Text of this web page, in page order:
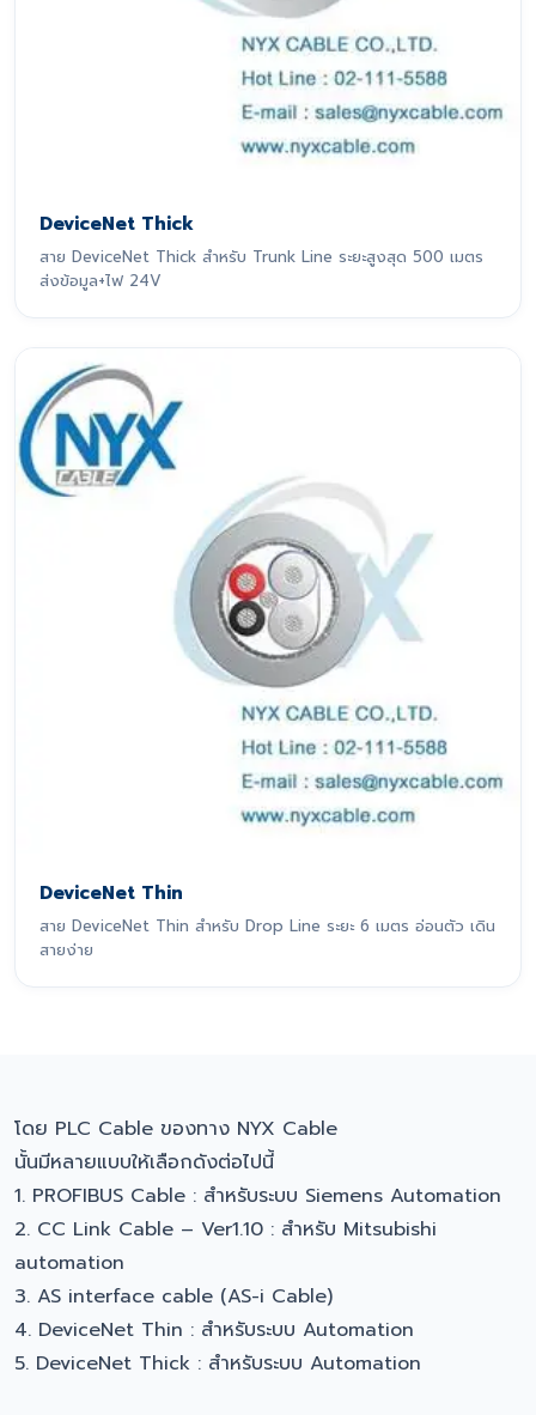
DeviceNet Thick
สาย DeviceNet Thick สำหรับ Trunk Line ระยะสูงสุด 500 เมตร
ส่งข้อมูล+ไฟ 24V
DeviceNet Thin
สาย DeviceNet Thin สำหรับ Drop Line ระยะ 6 เมตร อ่อนตัว เดิน
สายง่าย
โดย PLC Cable ของทาง NYX Cable
นั้นมีหลายแบบให้เลือกดังต่อไปนี้
1. PROFIBUS Cable : สำหรับระบบ Siemens Automation
2. CC Link Cable – Ver1.10 : สำหรับ Mitsubishi
automation
3. AS interface cable (AS-i Cable)
4. DeviceNet Thin : สำหรับระบบ Automation
5. DeviceNet Thick : สำหรับระบบ Automation